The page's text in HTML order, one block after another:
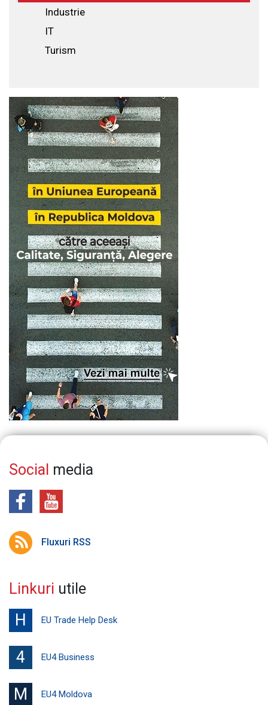
Industrie
IT
Turism
Social media
Fluxuri RSS
Linkuri utile
H EU Trade Help Desk
4 EU4 Business
M EU4 Moldova